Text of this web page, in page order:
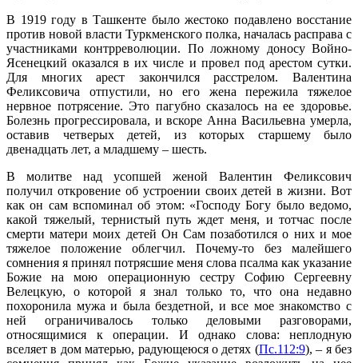
В 1919 году в Ташкенте было жестоко подавлено восстание
против новой власти Туркменского полка, началась расправа с
участниками контрреволюции. По ложному доносу Войно-
Ясенецкий оказался в их числе и провел под арестом сутки.
Для многих арест закончился расстрелом. Валентина
Феликсовича отпустили, но его жена пережила тяжелое
нервное потрясение. Это пагубно сказалось на ее здоровье.
Болезнь прогрессировала, и вскоре Анна Васильевна умерла,
оставив четверых детей, из которых старшему было
двенадцать лет, а младшему – шесть.
В молитве над усопшей женой Валентин Феликсович
получил откровение об устроении своих детей в жизни. Вот
как он сам вспоминал об этом: «Господу Богу было ведомо,
какой тяжелый, тернистый путь ждет меня, и тотчас после
смерти матери моих детей Он Сам позаботился о них и мое
тяжелое положение облегчил. Почему-то без малейшего
сомнения я принял потрясшие меня слова псалма как указание
Божие на мою операционную сестру Софию Сергеевну
Велецкую, о которой я знал только то, что она недавно
похоронила мужа и была бездетной, и все мое знакомство с
ней ограничивалось только деловыми разговорами,
относящимися к операции. И однако слова: неплодную
вселяет в дом матерью, радующеюся о детях (Пс.112:9), – я без